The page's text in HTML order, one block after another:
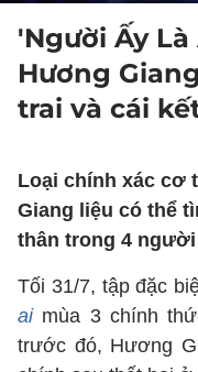
'Người Ấy
Hương
trai và cái
Loại chính xác cơ
Giang liệu có thể
thân trong 4
Tối 31/7, tập đặc
ai mùa 3 chính
trước đó, Hương